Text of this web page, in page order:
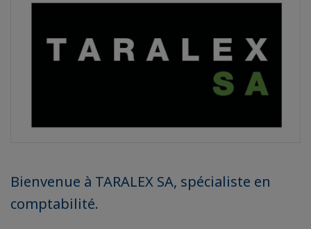
Bienvenue à TARALEX SA, spécialiste en
comptabilité.